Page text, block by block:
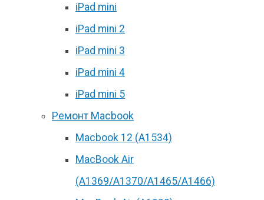
iPad mini
iPad mini 2
iPad mini 3
iPad mini 4
iPad mini 5
Ремонт Macbook
Macbook 12 (А1534)
MacBook Air
(A1369/A1370/A1465/A1466)